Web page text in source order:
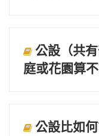
公設（共
庭或花園算
公設比如